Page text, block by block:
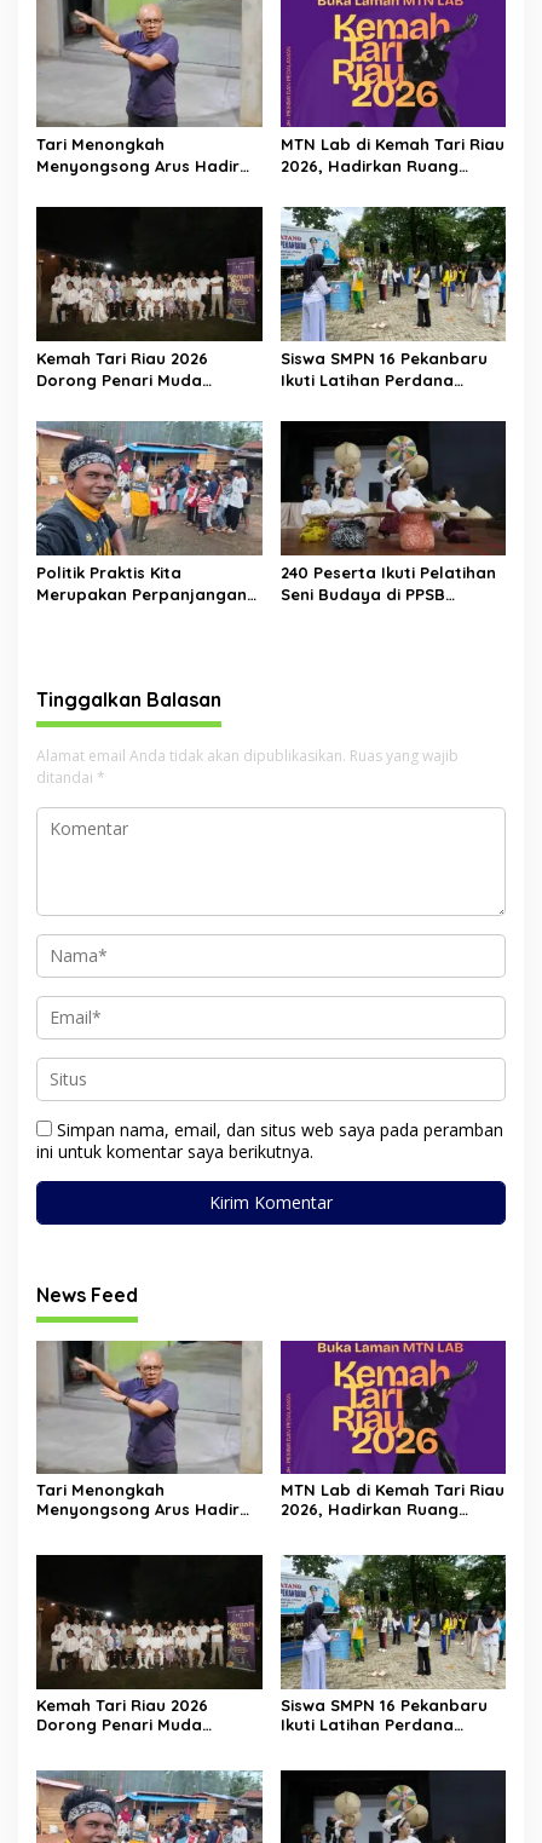
i
p
o
s
Tari Menongkah
Menyongsong Arus Hadir
MTN Lab di Kemah Tari Riau
2026, Hadirkan Ruang
Budaya Riau bagi Pelaku
Tari Muda Indonesia
Kemah Tari Riau 2026
Dorong Penari Muda
Tubuh, Ruang, dan Budaya
Siswa SMPN 16 Pekanbaru
Ikuti Latihan Perdana
Kolaborasi Dinas
Pendidikan Kota Pekanbaru
x Forum Tari Riau di SMPN
12 Pekanbaru
Politik Praktis Kita
Merupakan Perpanjangan
240 Peserta Ikuti Pelatihan
Seni Budaya di PPSB
Tinggalkan Balasan
Alamat email Anda tidak akan dipublikasikan. Ruas yang wajib
ditandai *
Simpan nama, email, dan situs web saya pada peramban
ini untuk komentar saya berikutnya.
News Feed
Tari Menongkah
Menyongsong Arus Hadir
MTN Lab di Kemah Tari Riau
2026, Hadirkan Ruang
Tari Muda Indonesia
Kemah Tari Riau 2026
Dorong Penari Muda
Siswa SMPN 16 Pekanbaru
Ikuti Latihan Perdana
Pendidikan Kota Pekanbaru
x Forum Tari Riau di SMPN
12 Pekanbaru